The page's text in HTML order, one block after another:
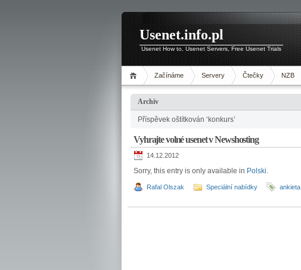
Usenet.info.pl
Usenet How to, Usenet Servers, Free Usenet Trials
Začínáme Servery Čtečky NZB
Archív
Příspěvek oštítkován ‘konkurs’
Vyhrajte volné usenet v Newshosting
14.12.2012
Sorry, this entry is only available in Polski.
Rafal Olszak Speciální nabídky ankieta